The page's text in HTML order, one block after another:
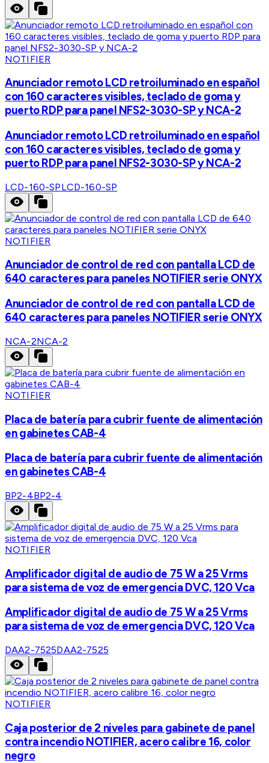
NOTIFIER
Anunciador remoto LCD retroiluminado en español
con 160 caracteres visibles, teclado de goma y
puerto RDP para panel NFS2-3030-SP y NCA-2
Anunciador remoto LCD retroiluminado en español
con 160 caracteres visibles, teclado de goma y
puerto RDP para panel NFS2-3030-SP y NCA-2
LCD-160-SPLCD-160-SP
NOTIFIER
Anunciador de control de red con pantalla LCD de
640 caracteres para paneles NOTIFIER serie ONYX
Anunciador de control de red con pantalla LCD de
640 caracteres para paneles NOTIFIER serie ONYX
NCA-2NCA-2
NOTIFIER
Placa de batería para cubrir fuente de alimentación
en gabinetes CAB-4
Placa de batería para cubrir fuente de alimentación
en gabinetes CAB-4
BP2-4BP2-4
NOTIFIER
Amplificador digital de audio de 75 W a 25 Vrms
para sistema de voz de emergencia DVC, 120 Vca
Amplificador digital de audio de 75 W a 25 Vrms
para sistema de voz de emergencia DVC, 120 Vca
DAA2-7525DAA2-7525
NOTIFIER
Caja posterior de 2 niveles para gabinete de panel
contra incendio NOTIFIER, acero calibre 16, color
negro